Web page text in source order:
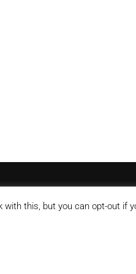
this, but you can opt-out if